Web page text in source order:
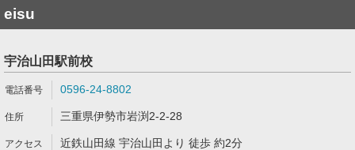
eisu
宇治山田駅前校
0596-24-8802
三重県伊勢市岩渕2-2-28
近鉄山田線 宇治山田より 徒歩 約2分